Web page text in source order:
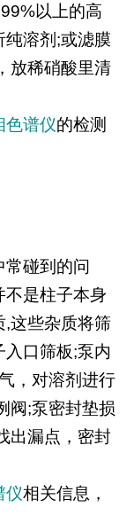
以上的高
溶剂;或滤膜
放稀硝酸里清
色谱仪的检测
常碰到的问
不是柱子本身
,这些杂质将筛
口筛板;泵内
，对溶剂进行
阀;泵密封垫损
出漏点，密封
仪相关信息，